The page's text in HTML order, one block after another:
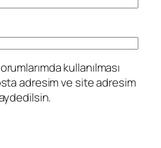
kullanılması
adresim ve site adresim